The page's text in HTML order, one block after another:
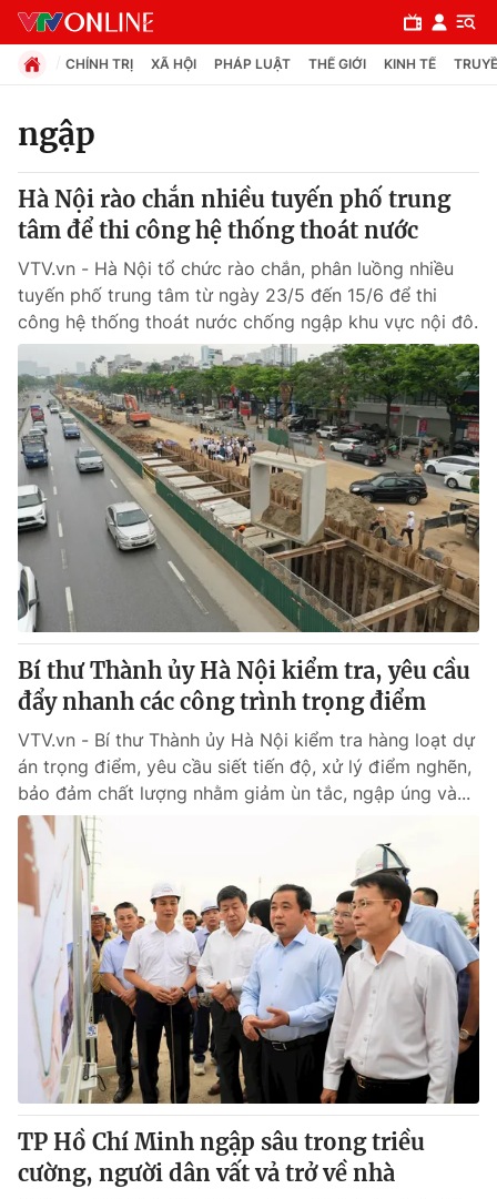
Chuyên mục
Chính trị
Xã hội
Pháp luật
Y tế
Thế giới
Tin tức
Thế giới đó đây
Câu chuyện quốc tế
Kinh tế
Tài chính
Thị trường
Góc doanh nghiệp
Dữ liệu và đời sống
Truyền hình
Phim VTV
Hậu trường
Nhân vật
Khán giả
Giải sao mai
Giải trí
Điện ảnh
Âm nhạc
Sao
Đời sống
Du lịch
Làm đẹp
Chất lượng cuộc sống
Giáo dục
Tuyển sinh
Học trực tuyến
Công nghệ
Hitech Công nghệ tương lai
Sản phẩm
Thị trường
Tư vấn
Giao lưu trực tuyến
Lịch phát sóng
Chuyên mục khác
Emagazine Podcast
CHÍNH TRỊ XÃ HỘI PHÁP LUẬT THẾ GIỚI KINH TẾ
ngập
Hà Nội rào chắn nhiều tuyến phố trung
tâm để thi công hệ thống thoát nước
VTV.vn - Hà Nội tổ chức rào chắn, phân luồng nhiều
tuyến phố trung tâm từ ngày 23/5 đến 15/6 để thi
công hệ thống thoát nước chống ngập khu vực nội đô.
Bí thư Thành ủy Hà Nội kiểm tra, yêu cầu
đẩy nhanh các công trình trọng điểm
VTV.vn - Bí thư Thành ủy Hà Nội kiểm tra hàng loạt dự
án trọng điểm, yêu cầu siết tiến độ, xử lý điểm nghẽn,
bảo đảm chất lượng nhằm giảm ùn tắc, ngập úng và...
TP Hồ Chí Minh ngập sâu trong triều
cường, người dân vất vả trở về nhà